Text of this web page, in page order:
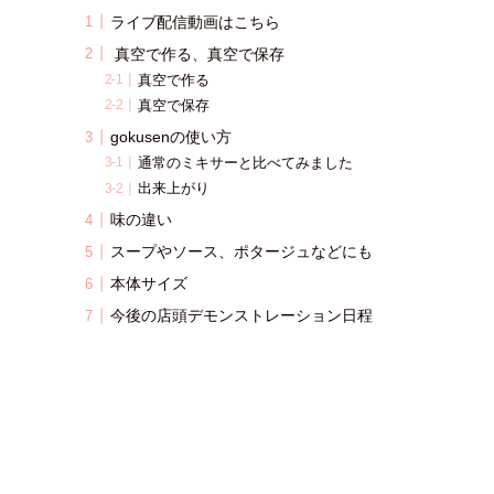
ライブ配信動画はこちら
真空で作る、真空で保存
真空で作る
真空で保存
gokusenの使い方
通常のミキサーと比べてみました
出来上がり
味の違い
スープやソース、ポタージュなどにも
本体サイズ
今後の店頭デモンストレーション日程